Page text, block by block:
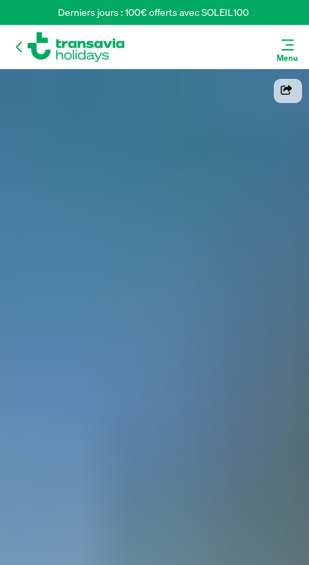
Derniers jours : 100€ offerts avec SOLEIL100
Menu